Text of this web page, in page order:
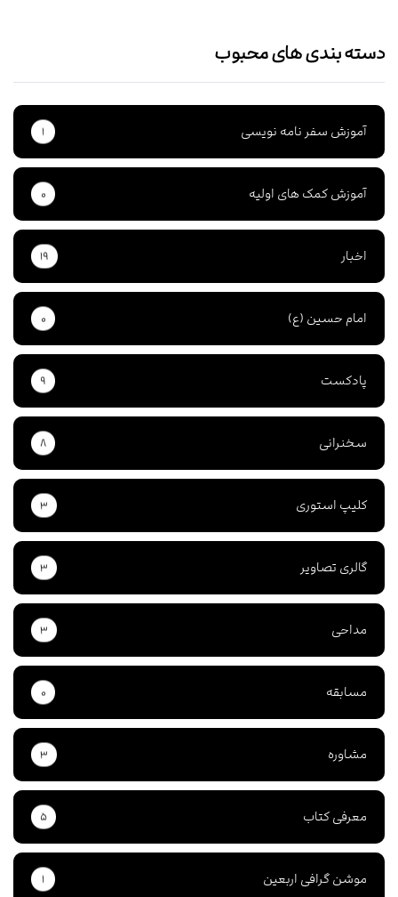
دسته بندی های محبوب
آموزش سفر نامه نویسی ۱
آموزش کمک های اولیه ۰
اخبار ۱۹
امام حسین (ع) ۰
پادکست ۹
سخنرانی ۸
کلیپ استوری ۳
گالری تصاویر ۳
مداحی ۳
مسابقه ۰
مشاوره ۳
معرفی کتاب ۵
موشن گرافی اربعین ۱